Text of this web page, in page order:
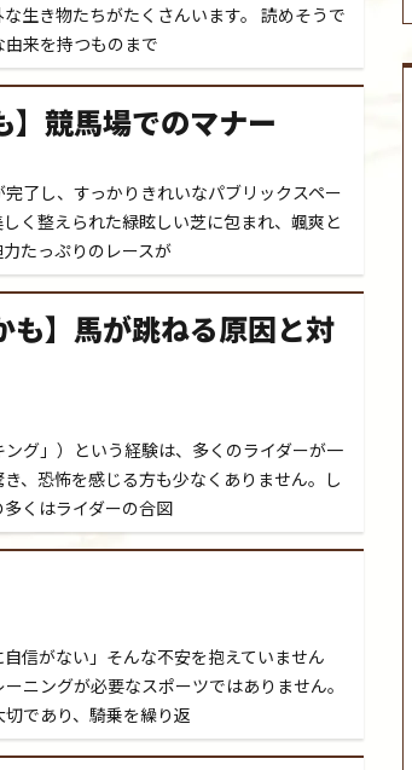
生き物たちがたくさんいます。 読めそうで
来を持つものまで
】競馬場でのマナー
了し、すっかりきれいなパブリックスペー
く整えられた緑眩しい芝に包まれ、颯爽と
たっぷりのレースが
】馬が跳ねる原因と対
グ」）という経験は、多くのライダーが一
、恐怖を感じる方も少なくありません。し
くはライダーの合図
信がない」そんな不安を抱えていません
ニングが必要なスポーツではありません。
であり、騎乗を繰り返